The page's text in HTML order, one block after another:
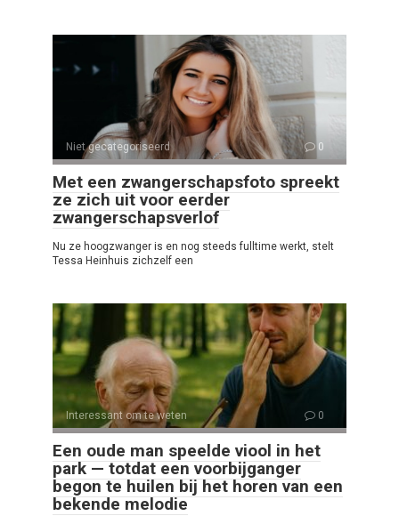
Niet gecategoriseerd 0
Met een zwangerschapsfoto spreekt
ze zich uit voor eerder
zwangerschapsverlof
Nu ze hoogzwanger is en nog steeds fulltime werkt, stelt
Tessa Heinhuis zichzelf een
Interessant om te weten 0
Een oude man speelde viool in het
park — totdat een voorbijganger
begon te huilen bij het horen van een
bekende melodie